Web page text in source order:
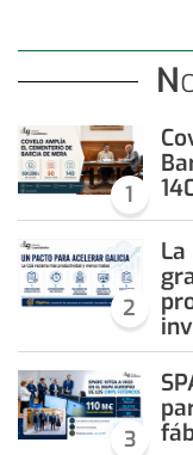
1
2
3